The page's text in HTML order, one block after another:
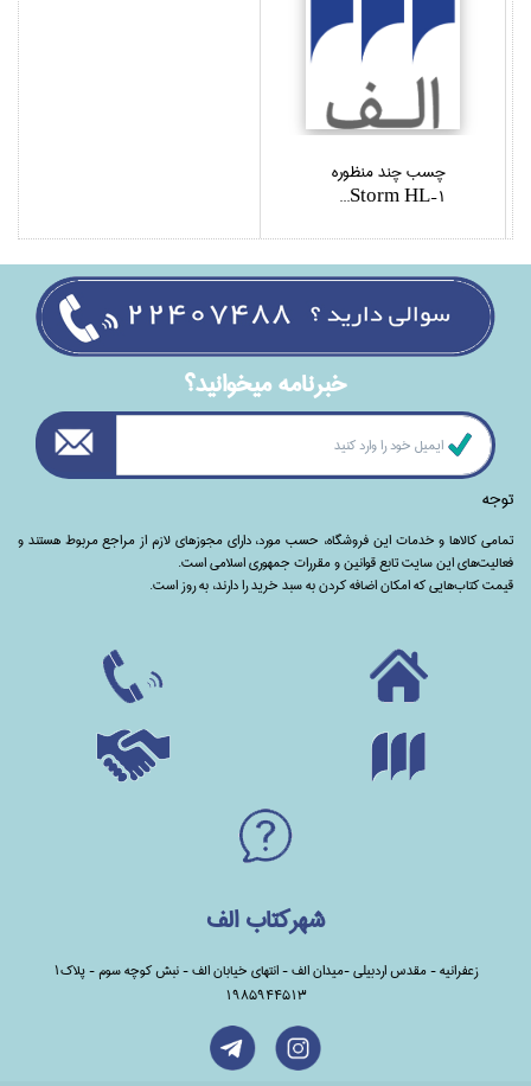
چسب چند منظوره
Storm HL-1...
خبرنامه ميخوانيد؟
توجه
تمامی‌ کالاها و خدمات این فروشگاه، حسب مورد،‌ دارای مجوزهای لازم از مراجع مربوط هستند ‌و‌‌
فعالیت‌های این سایت تابع قوانین و مقررات جمهوری اسلامی است.
قیمت کتاب‌هایی که امکان اضافه کردن به سبد خرید را دارند،‌ به روز است.
شهرکتاب الف
زعفرانیه - مقدس اردبیلی -میدان الف - انتهای خیابان الف - نبش کوچه سوم - پلاک1
1985944513